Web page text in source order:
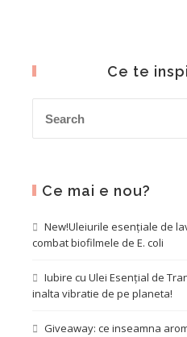
Ce te
Ce mai e nou?
New!Uleiurile esențiale de
combat biofilmele de E. coli
Iubire cu Ulei Esențial de
inalta vibratie de pe planeta!
Giveaway: ce inseamna